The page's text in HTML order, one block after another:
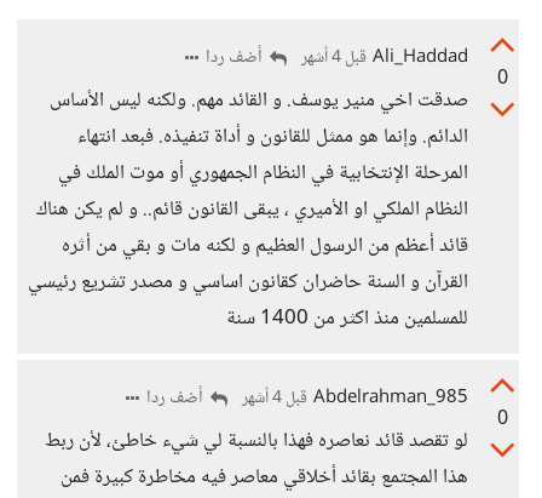
0
Ali_Haddad قبل 4 أشهر أضف ردا
صدقت اخي منير يوسف. و القائد مهم. ولكنه ليس الأساس
الدائم. وإنما هو ممثل للقانون و أداة تنفيذه. فبعد انتهاء
المرحلة الإنتخابية في النظام الجمهوري أو موت الملك في
النظام الملكي او الأميري ، يبقى القانون قائم.. و لم يكن هناك
قائد أعظم من الرسول العظيم و لكنه مات و بقي من أثره
القرآن و السنة حاضران كقانون اساسي و مصدر تشريع رئيسي
للمسلمين منذ اكثر من 1400 سنة
0
Abdelrahman_985 قبل 4 أشهر أضف ردا
لو تقصد قائد نعاصره فهذا بالنسبة لي شيء خاطئ، لأن ربط
هذا المجتمع بقائد أخلاقي معاصر فيه مخاطرة كبيرة فمن